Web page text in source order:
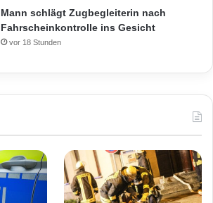
Mann schlägt Zugbegleiterin nach
Fahrscheinkontrolle ins Gesicht
vor 18 Stunden